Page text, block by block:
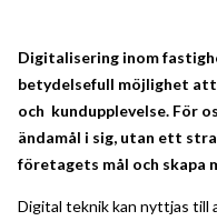
Digitalisering inom
betydelsefull möjlighet
och kundupplevelse. För
ändamål i sig, utan ett
företagets mål och skapa
Digital teknik kan nyttjas till